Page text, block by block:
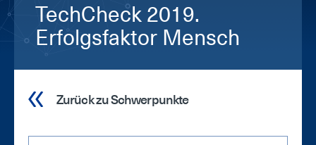
TechCheck 2019.
Erfolgsfaktor Mensch
Zurück zu Schwerpunkte